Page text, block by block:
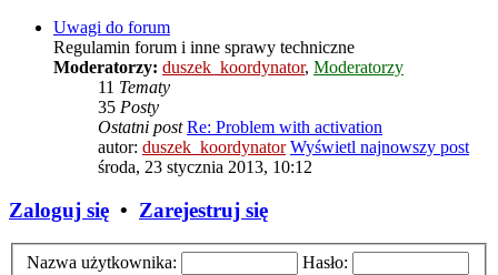
Uwagi do forum
Regulamin forum i inne sprawy techniczne
Moderatorzy: duszek_koordynator, Moderatorzy
11 Tematy
35 Posty
Ostatni post Re: Problem with activation
autor: duszek_koordynator Wyświetl najnowszy post
środa, 23 stycznia 2013, 10:12
Zaloguj się • Zarejestruj się
Nazwa użytkownika:
Hasło: